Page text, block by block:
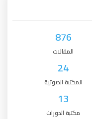
876
المقالات
24
المكتبة الصوتية
13
مكتبة الدورات